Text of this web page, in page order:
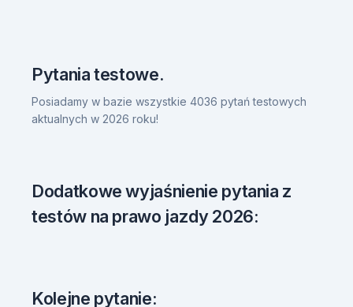
Pytania testowe.
Posiadamy w bazie wszystkie 4036 pytań testowych
aktualnych w 2026 roku!
Dodatkowe wyjaśnienie pytania z
testów na prawo jazdy 2026:
Kolejne pytanie: